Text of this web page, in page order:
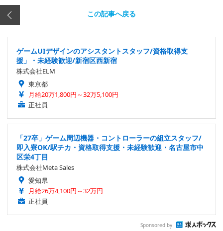
この記事へ戻る
ゲームUIデザインのアシスタントスタッフ/資格取得支
援」・未経験歓迎/新宿区西新宿
株式会社ELM
東京都
月給20万1,800円～32万5,100円
正社員
「27卒」ゲーム周辺機器・コントローラーの組立スタッフ/
即入寮OK/駅チカ・資格取得支援・未経験歓迎・名古屋市中
区栄4丁目
株式会社Meta Sales
愛知県
月給26万4,100円～32万円
正社員
Sponsored by